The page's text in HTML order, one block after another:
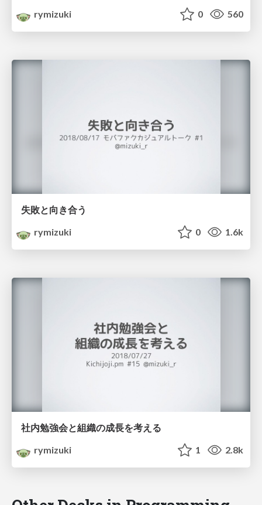
rymizuki 0 560
失敗と向き合う
rymizuki
0 1.6k
社内勉強会と組織の成長を考える
rymizuki
1 2.8k